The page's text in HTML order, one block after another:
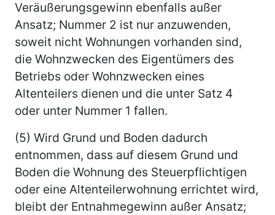
Veräußerungsgewinn ebenfalls außer
Ansatz; Nummer 2 ist nur anzuwenden,
soweit nicht Wohnungen vorhanden sind,
die Wohnzwecken des Eigentümers des
Betriebs oder Wohnzwecken eines
Altenteilers dienen und die unter Satz 4
oder unter Nummer 1 fallen.
(5) Wird Grund und Boden dadurch
entnommen, dass auf diesem Grund und
Boden die Wohnung des Steuerpflichtigen
oder eine Altenteilerwohnung errichtet wird,
bleibt der Entnahmegewinn außer Ansatz;